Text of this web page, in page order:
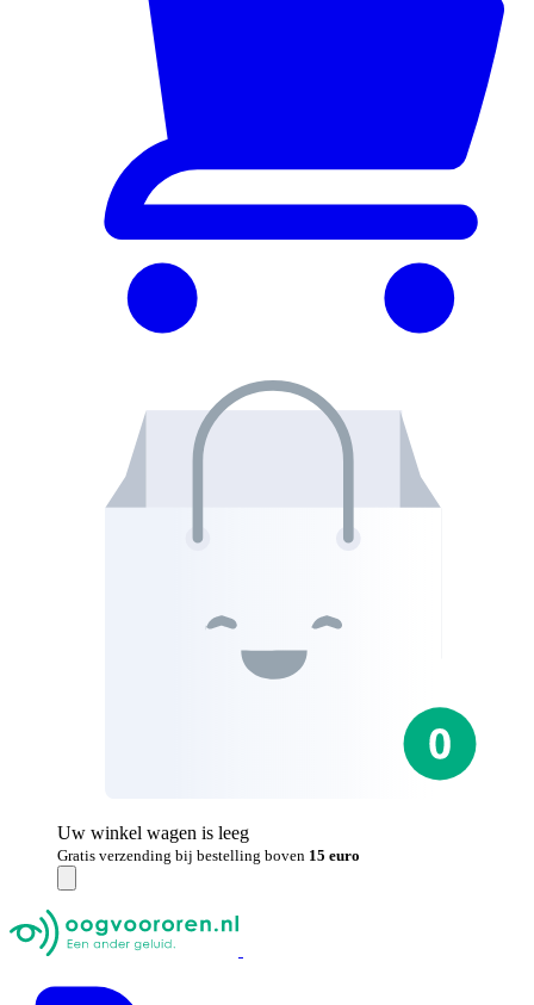
Uw winkel wagen is leeg
Gratis verzending bij bestelling boven 15 euro